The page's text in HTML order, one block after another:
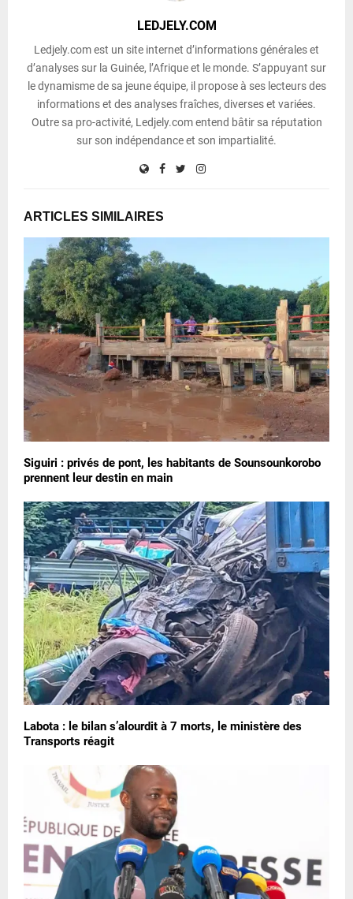
LEDJELY.COM
Ledjely.com est un site internet d’informations générales et
d’analyses sur la Guinée, l’Afrique et le monde. S’appuyant sur
le dynamisme de sa jeune équipe, il propose à ses lecteurs des
informations et des analyses fraîches, diverses et variées.
Outre sa pro-activité, Ledjely.com entend bâtir sa réputation
sur son indépendance et son impartialité.
ARTICLES SIMILAIRES
Siguiri : privés de pont, les habitants de Sounsounkorobo
prennent leur destin en main
Labota : le bilan s’alourdit à 7 morts, le ministère des
Transports réagit